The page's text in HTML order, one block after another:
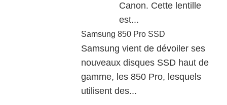
Canon. Cette lentille
est...
Samsung 850 Pro SSD
Samsung vient de dévoiler ses
nouveaux disques SSD haut de
gamme, les 850 Pro, lesquels
utilisent des...